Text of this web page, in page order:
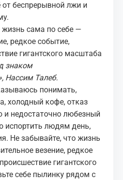
от беспрерывной лжи и
жизнь сама по себе —
редкое событие,
гигантского масштаба
знаком
Нассим Талеб.
понимать,
холодный кофе, отказ
и недостаточно любезный
испортить людям день,
Не забывайте, что жизнь
везение, редкое
гигантского
себе пылинку рядом с